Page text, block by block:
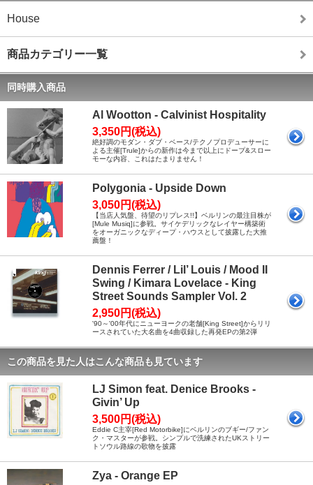
House
商品カテゴリー一覧
同時購入商品
Al Wootton - Calvinist Hospitality
3,350円(税込)
絶好調のモダン・ダブ・ベース/テクノプロデューサーに
よる主催[Trule]からの新作は今まで以上にドープ&スロー
モーな内容、これはたまりません！
Polygonia - Upside Down
3,050円(税込)
【当店人気盤、待望のリプレス!!】ベルリンの最注目株が
[Mule Musiq]に参戦。サイケデリックなレイヤー構築術
をオーガニックなディープ・ハウスとして披露した大推
薦盤！
Dennis Ferrer / Lil’ Louis / Mood II
Swing / Kimara Lovelace - King
Street Sounds Sampler Vol. 2
2,950円(税込)
'90～'00年代にニューヨークの老舗[King Street]からリリ
ースされていた大名曲を4曲収録した再発EPの第2弾
この商品を見た人はこんな商品も見ています
LJ Simon feat. Denice Brooks -
Givin’ Up
3,500円(税込)
Eddie C主宰[Red Motorbike]にベルリンのブギー/ファン
ク・マスターが参戦。シンプルで洗練されたUKストリー
トソウル路線の歌物を披露
Zya - Orange EP